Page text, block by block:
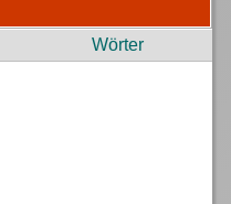
Wörter